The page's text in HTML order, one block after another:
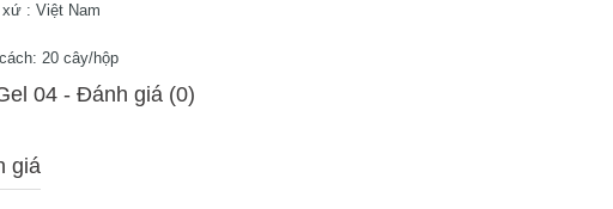
: Việt Nam
20 cây/hộp
04 - Ðánh giá (0)
giá